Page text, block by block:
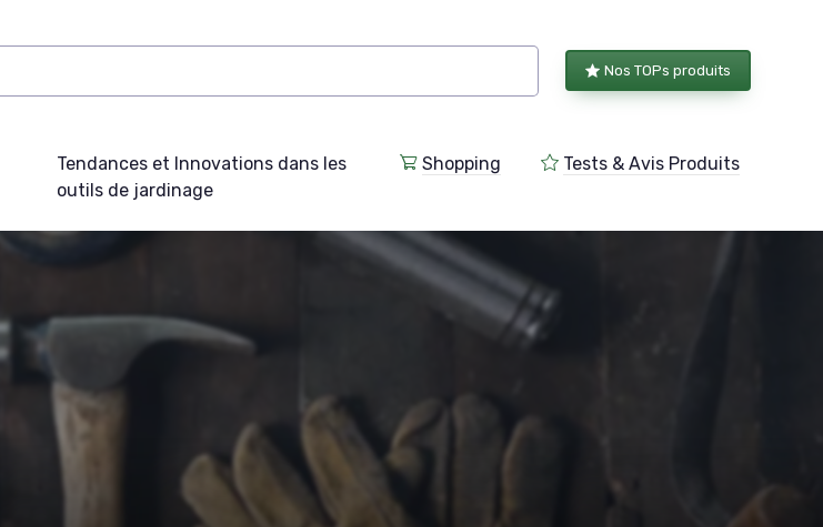
Nos TOPs produits
Tendances et Innovations dans les
outils de jardinage
Shopping Tests & Avis Produits